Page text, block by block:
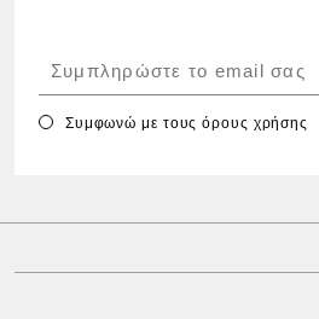
Συμφωνώ με τουςόρους χρήσης